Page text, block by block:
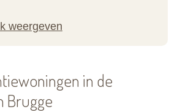
in de
Brugge